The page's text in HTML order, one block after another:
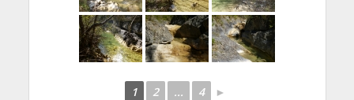
1 2 ... 4 ►